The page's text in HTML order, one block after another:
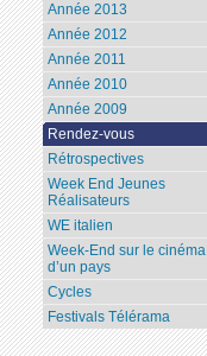
Année 2013
Année 2012
Année 2011
Année 2010
Année 2009
Rendez-vous
Rétrospectives
Week End Jeunes
Réalisateurs
WE italien
Week-End sur le cinéma
d’un pays
Cycles
Festivals Télérama